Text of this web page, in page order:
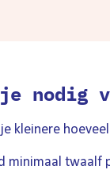
nodig
kleinere
minimaal twaalf